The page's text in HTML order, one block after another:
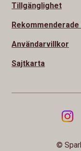
Tillgänglighet
Användarvillkor
Sajtkarta
©